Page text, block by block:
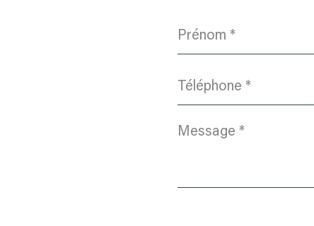
Prénom
Téléphone
Message